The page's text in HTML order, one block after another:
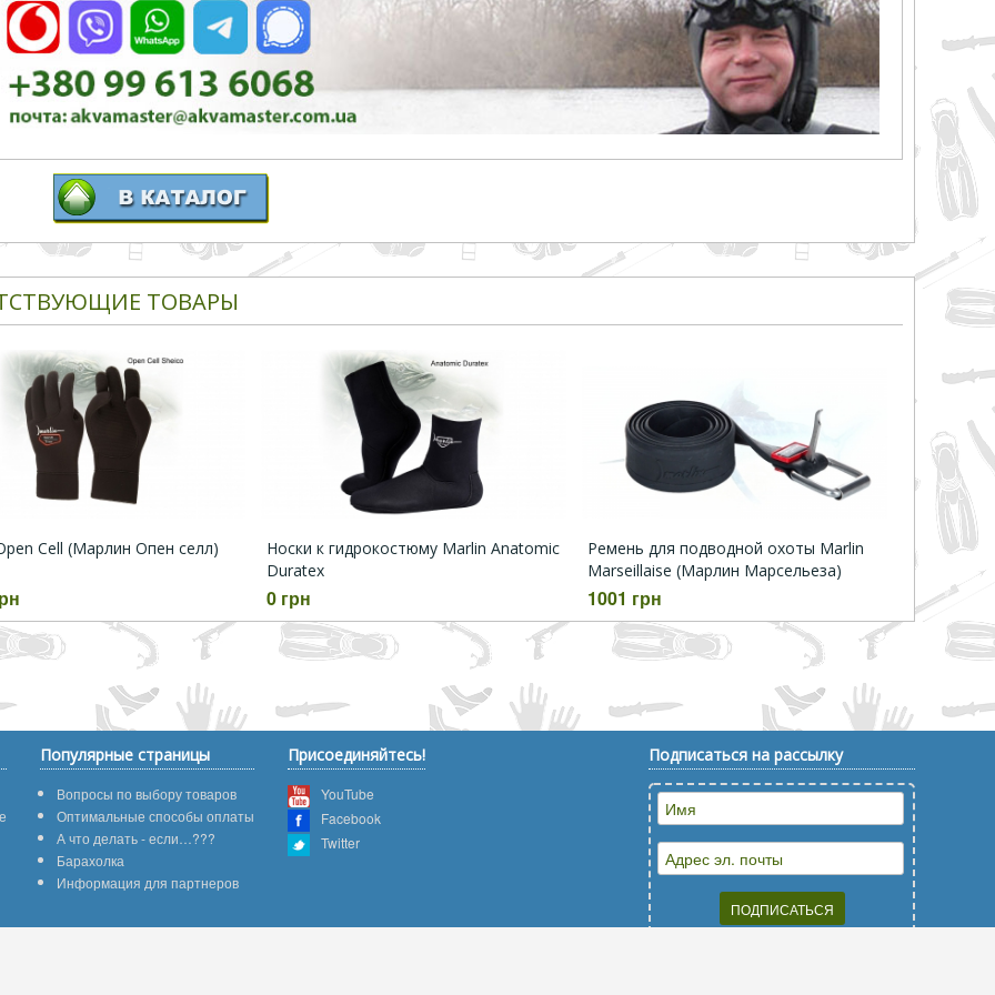
ТОВАРЫ
Cell (Марлин Опен селл)
Носки к гидрокостюму Marlin Anatomic
Duratex
0 грн
Ремень для подводной охоты Marlin
Marseillaise (Марлин Марсельеза)
1001 грн
Популярные страницы
Вопросы по выбору товаров
Оптимальные способы оплаты
А что делать - если…???
Барахолка
Информация для партнеров
Присоединяйтесь!
YouTube
Facebook
Twitter
Подписаться на рассылку